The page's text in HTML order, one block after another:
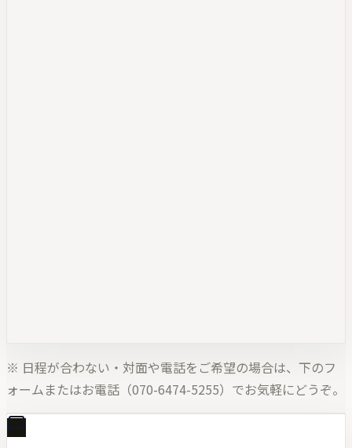
※ 日程が合わない・対面や電話をご希望の場合は、下のフ
ォームまたはお電話（070-6474-5255）でお気軽にどうぞ。